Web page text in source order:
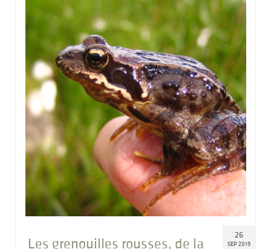
26
SEP 2019
Les grenouilles rousses, de la